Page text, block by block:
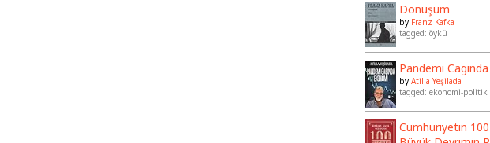
Dönüşüm
by Franz Kafka
tagged: öykü
Pandemi
byAtilla Yeşilada
tagged: ekonomi-politik
Cumhuriyetin